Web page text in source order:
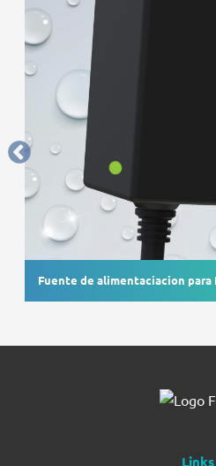
Fuente de alimentaciacion para
Links